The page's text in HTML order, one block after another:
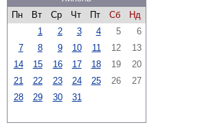
Пн
Вт Ср Чт Пт Сб
Нд
1
2 3 4 5
6
7
8 9 10 11 12
13
14
15 16 17 18 19
20
21
22 23 24 25 26
27
28
29 30 31